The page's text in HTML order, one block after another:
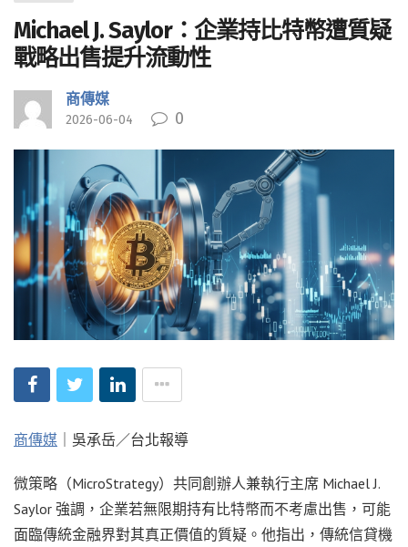
Michael J. Saylor：企業持比特幣遭質疑
戰略出售提升流動性
商傳媒
2026-06-04 0
商傳媒 ｜吳承岳／台北報導
微策略（MicroStrategy）共同創辦人兼執行主席 Michael J.
Saylor 強調，企業若無限期持有比特幣而不考慮出售，可能
面臨傳統金融界對其真正價值的質疑。他指出，傳統信貸機